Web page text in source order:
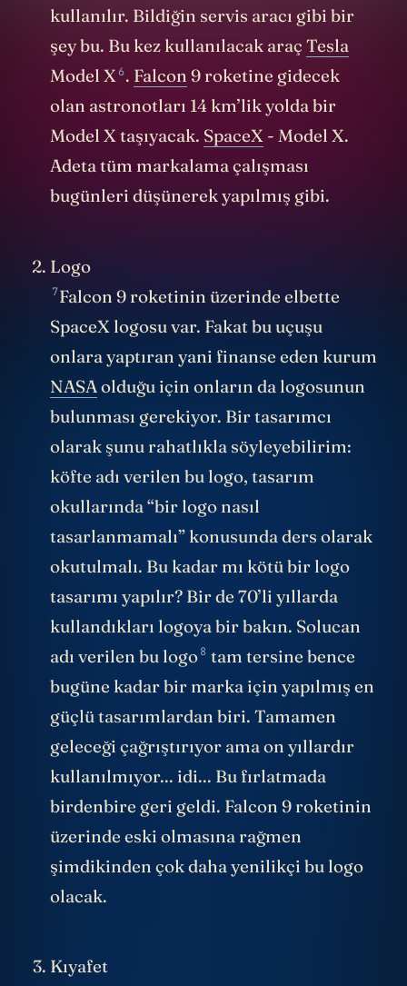
kullanılır. Bildiğin servis aracı gibi bir
şey bu. Bu kez kullanılacak araç Tesla
Model X6. Falcon 9 roketine gidecek
olan astronotları 14 km’lik yolda bir
Model X taşıyacak. SpaceX- Model X.
Adeta tüm markalama çalışması
bugünleri düşünerek yapılmış gibi.
Logo
7Falcon 9 roketinin üzerinde elbette
SpaceX logosu var. Fakat bu uçuşu
onlara yaptıran yani finanse eden kurum
NASA olduğu için onların da logosunun
bulunması gerekiyor. Bir tasarımcı
olarak şunu rahatlıkla söyleyebilirim:
köfte adı verilen bu logo, tasarım
okullarında “bir logo nasıl
tasarlanmamalı” konusunda ders olarak
okutulmalı. Bu kadar mı kötü bir logo
tasarımı yapılır? Bir de 70’li yıllarda
kullandıkları logoya bir bakın. Solucan
adı verilen bu logo 8 tam tersine bence
bugüne kadar bir marka için yapılmış en
güçlü tasarımlardan biri. Tamamen
geleceği çağrıştırıyor ama on yıllardır
kullanılmıyor... idi... Bu fırlatmada
birdenbire geri geldi. Falcon 9 roketinin
üzerinde eski olmasına rağmen
şimdikinden çok daha yenilikçi bu logo
olacak.
Kıyafet